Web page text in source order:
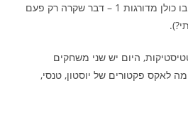
בחיים את חלום הפיינל פור בו כולן מדורגות 1 – דבר שקרה רק פעם
היום יש שני משחקים
לאקס פקטורים של יוסטון, טנסי,